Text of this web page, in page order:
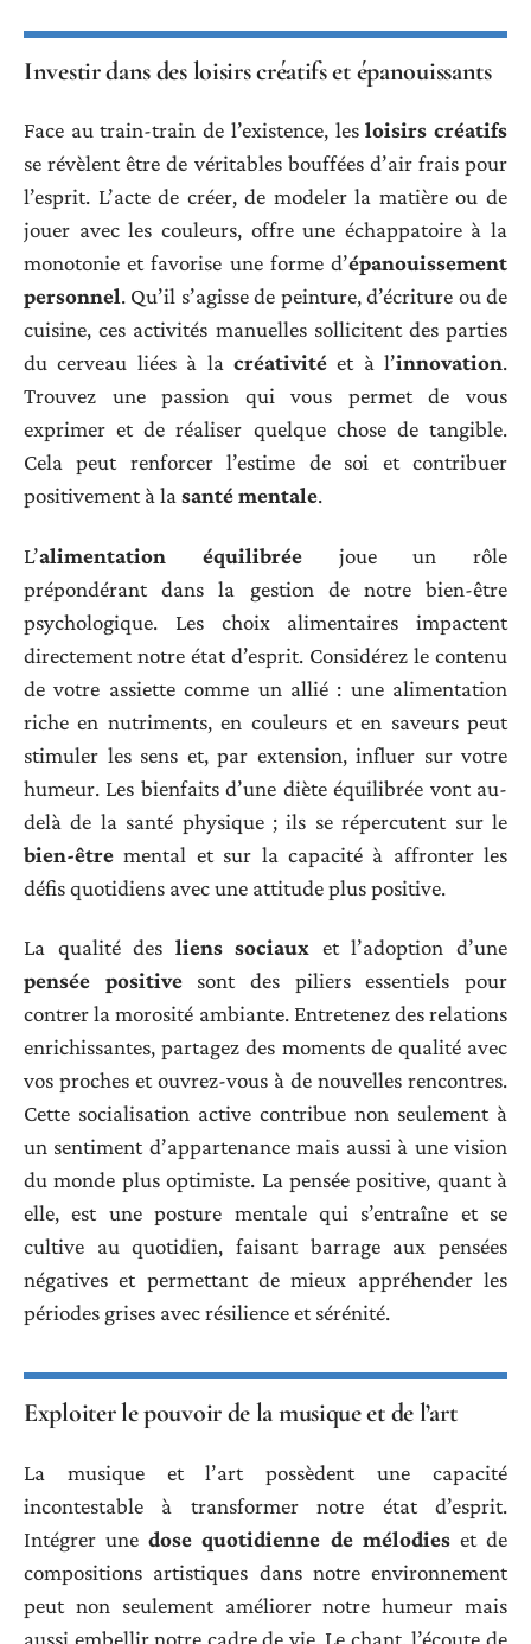
Investir dans des loisirs créatifs et épanouissants
Face au train-train de l’existence, lesloisirs créatifs
se révèlent être de véritables bouffées d’air frais pour
l’esprit. L’acte de créer, de modeler la matière ou de
jouer avec les couleurs, offre une échappatoire à la
monotonie et favorise une forme d’épanouissement
personnel. Qu’il s’agisse de peinture, d’écriture ou de
cuisine, ces activités manuelles sollicitent des parties
du cerveau liées à la créativitéet à l’innovation.
Trouvez une passion qui vous permet de vous
exprimer et de réaliser quelque chose de tangible.
Cela peut renforcer l’estime de soi et contribuer
positivement à lasanté mentale.
L’alimentation équilibréejoue un rôle
prépondérant dans la gestion de notre bien-être
psychologique. Les choix alimentaires impactent
directement notre état d’esprit. Considérez le contenu
de votre assiette comme un allié : une alimentation
riche en nutriments, en couleurs et en saveurs peut
stimuler les sens et, par extension, influer sur votre
humeur. Les bienfaits d’une diète équilibrée vont au-
delà de la santé physique ; ils se répercutent sur le
bien-être mental et sur la capacité à affronter les
défis quotidiens avec une attitude plus positive.
La qualité des liens sociaux et l’adoption d’une
pensée positivesont des piliers essentiels pour
contrer la morosité ambiante. Entretenez des relations
enrichissantes, partagez des moments de qualité avec
vos proches et ouvrez-vous à de nouvelles rencontres.
Cette socialisation active contribue non seulement à
un sentiment d’appartenance mais aussi à une vision
du monde plus optimiste. La pensée positive, quant à
elle, est une posture mentale qui s’entraîne et se
cultive au quotidien, faisant barrage aux pensées
négatives et permettant de mieux appréhender les
périodes grises avec résilience et sérénité.
Exploiter le pouvoir de la musique et de l’art
La musique et l’art possèdent une capacité
incontestable à transformer notre état d’esprit.
Intégrer unedose quotidienne de mélodieset de
compositions artistiques dans notre environnement
peut non seulement améliorer notre humeur mais
aussi embellir notre cadre de vie. Le chant, l’écoute de